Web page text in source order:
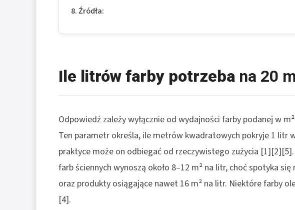
Źródła:
Ile litrów farby potrzeba na 20
Odpowiedź zależy wyłącznie od wydajności farby podanej w
Ten parametr określa, ile metrów kwadratowych pokryje 1 litr
praktyce może on odbiegać od rzeczywistego zużycia
farb ściennych wynoszą około 8–12 m² na litr, choć spotyka
oraz produkty osiągające nawet 16 m² na litr. Niektóre farby
[4].